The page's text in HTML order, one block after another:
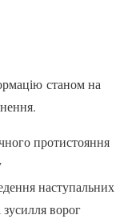
станом на
протистояння
наступальних
зусилля ворог